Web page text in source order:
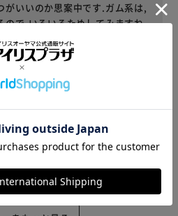
がいいのか思案中です.ガム系は,
ので,いろいろためしてみますね.
2個セット 購入
購入しています。
役に立った